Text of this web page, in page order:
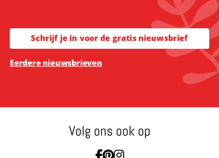
Schrijf je in voor de gratis nieuwsbrief
Eerdere nieuwsbrieven
Volg ons ook op
Ga naar Facebook
Ga naar Pinterest
Ga naar Instagram